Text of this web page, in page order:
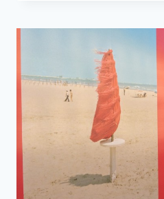
AU
DE
PAUME
18